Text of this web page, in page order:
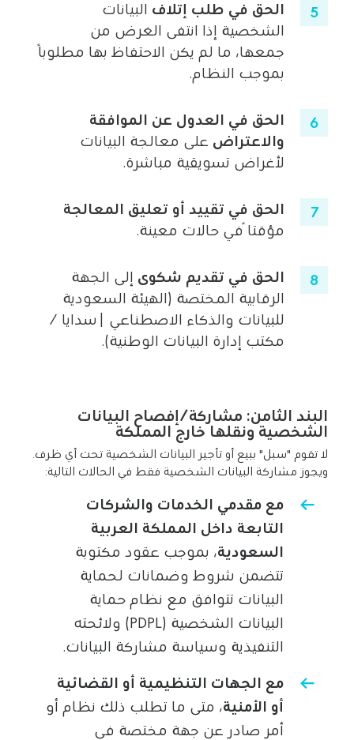
الحق في طلب إتلاف البيانات
الشخصية إذا انتفى الغرض من
جمعها، ما لم يكن الاحتفاظ بها مطلوبًا
بموجب النظام.
الحق في العدول عن الموافقة
والاعتراض على معالجة البيانات
لأغراض تسويقية مباشرة.
الحق في تقييد أو تعليق المعالجة
مؤقتاً في حالات معينة.
الحق في تقديم شكوى إلى الجهة
الرقابية المختصة (الهيئة السعودية
للبيانات والذكاء الاصطناعي |سدايا /
مكتب إدارة البيانات الوطنية).
البند الثامن: مشاركة/إفصاح البيانات
الشخصية ونقلها خارج المملكة
لا تقوم "سبل" ببيع أو تأجير البيانات الشخصية تحت أي ظرف.
ويجوز مشاركة البيانات الشخصية فقط في الحالات التالية:
مع مقدمي الخدمات والشركات
التابعة داخل المملكة العربية
السعودية، بموجب عقود مكتوبة
تتضمن شروط وضمانات لحماية
البيانات تتوافق مع نظام حماية
البيانات الشخصية (PDPL) ولائحته
التنفيذية وسياسة مشاركة البيانات.
مع الجهات التنظيمية أو القضائية
أو الأمنية، متى ما تطلب ذلك نظام أو
أمر صادر عن جهة مختصة في